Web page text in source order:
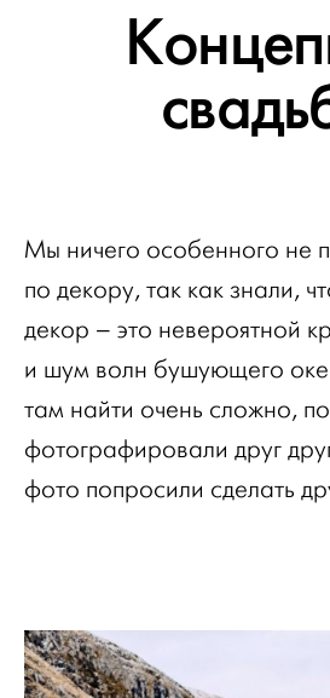
Мы ничего особенного не
по декору, так как знали,
декор – это невероятной
и шум волн бушующего
там найти очень сложно,
фотографировали друг
фото попросили сделать